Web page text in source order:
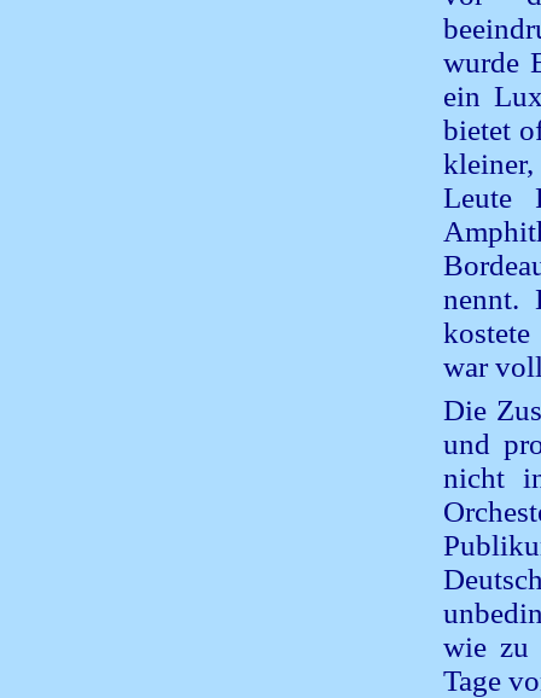
wurde
ein
bietet
Leute
nennt.
war
Die
und
nicht
wie zu
Tage